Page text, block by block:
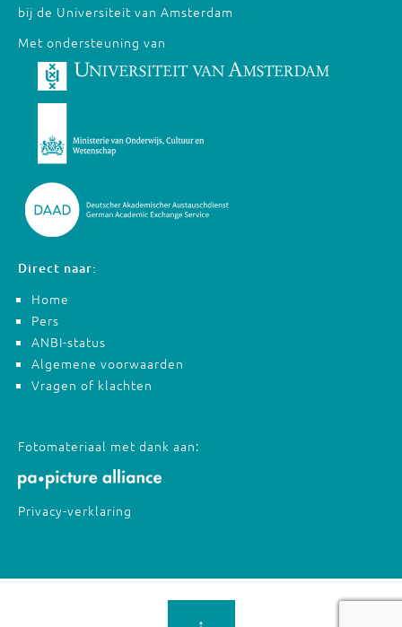
bij de Universiteit van Amsterdam
Met ondersteuning van
Direct naar:
Home
Pers
ANBI-status
Algemene voorwaarden
Vragen of klachten
Fotomateriaal met dank aan:
Privacy-verklaring